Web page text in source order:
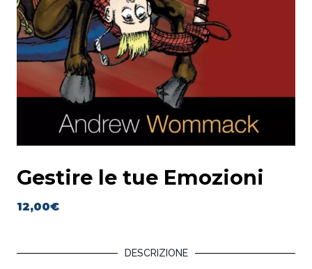
Gestire le tue Emozioni
12,00€
DESCRIZIONE